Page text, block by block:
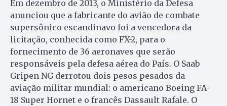
Em dezembro de 2013, o Ministério da Defesa
anunciou que a fabricante do avião de combate
supersônico escandinavo foi a vencedora da
licitação, conhecida como FX-2, para o
fornecimento de 36 aeronaves que serão
responsáveis pela defesa aérea do País. O Saab
Gripen NG derrotou dois pesos pesados da
aviação militar mundial: o americano Boeing FA-
18 Super Hornet e o francês Dassault Rafale. O